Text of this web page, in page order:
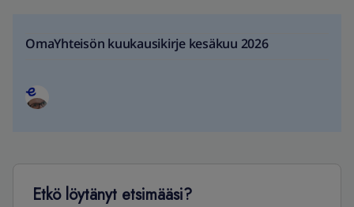
OmaYhteisön kuukausikirje kesäkuu 2026
Etkö löytänyt etsimääsi?